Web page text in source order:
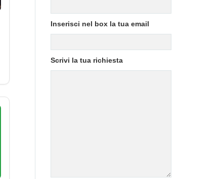
Inserisci nel box la tua email
Scrivi la tua richiesta